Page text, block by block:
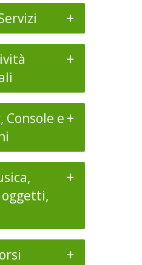
+
+
Console e+
+
+